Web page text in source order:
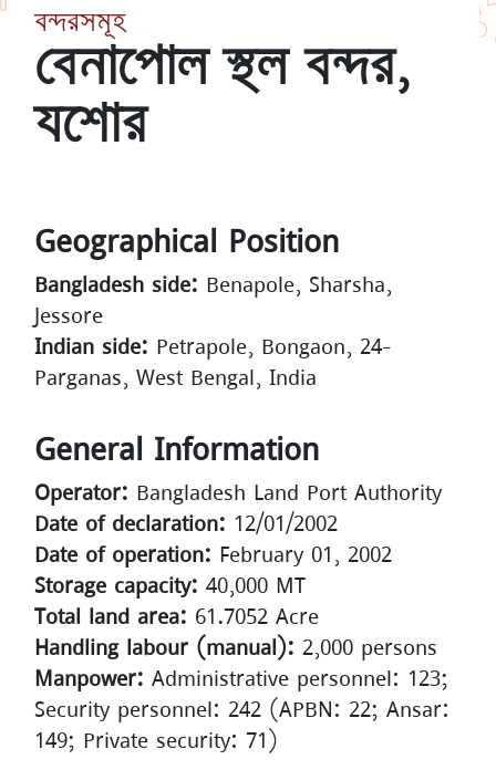
বন্দরসমূহ
বেনাপোল স্থল বন্দর,
যশোর
Geographical Position
Bangladesh side: Benapole, Sharsha,
Jessore
Indian side: Petrapole, Bongaon, 24-
Parganas, West Bengal, India
General Information
Operator: Bangladesh Land Port Authority
Date of declaration: 12/01/2002
Date of operation: February 01, 2002
Storage capacity: 40,000 MT
Total land area: 61.7052 Acre
Handling labour (manual): 2,000 persons
Manpower: Administrative personnel: 123;
Security personnel: 242 (APBN: 22; Ansar:
149; Private security: 71)